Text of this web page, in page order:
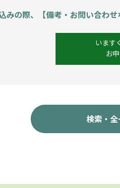
みの際、【備考・お問い合わせ
います
お
検索・